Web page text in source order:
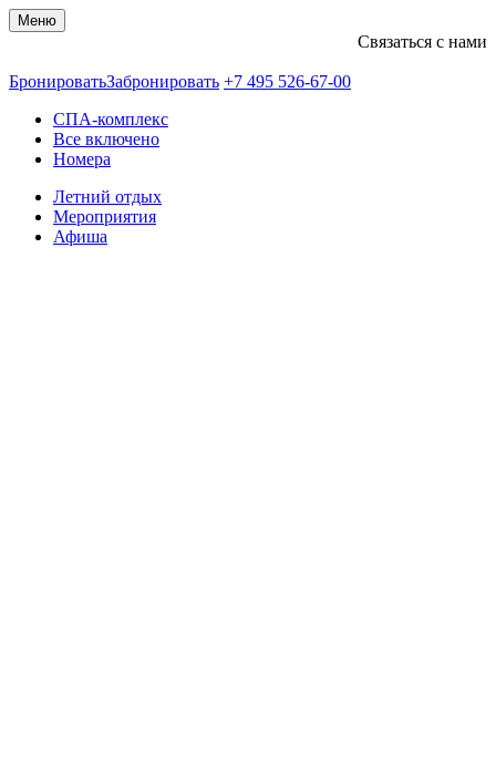
Меню
Связаться с нами
БронироватьЗабронировать +7 495 526-67-00
СПА-комплекс
Все включено
Номера
Летний отдых
Мероприятия
Афиша